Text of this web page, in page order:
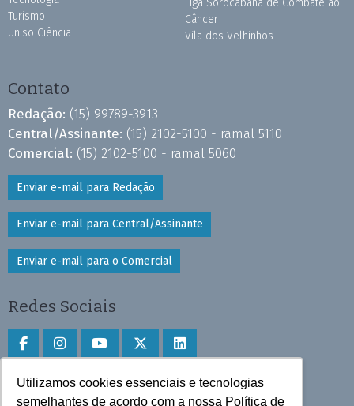
Utilizamos cookies essenciais e tecnologias
semelhantes de acordo com a nossa Política de
Turismo
Uniso Ciência
Câncer
Vila dos Velhinhos
Contato
Redação: (15) 99789-3913
Central/Assinante: (15) 2102-5100 - ramal 5110
Comercial: (15) 2102-5100 - ramal 5060
Enviar e-mail para Redação
Enviar e-mail para Central/Assinante
Enviar e-mail para o Comercial
Redes Sociais
Faça download do aplicativo